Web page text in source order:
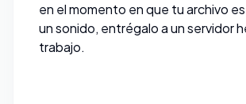
en el momento en que tu archivo
un sonido, entrégalo a un servidor
trabajo.